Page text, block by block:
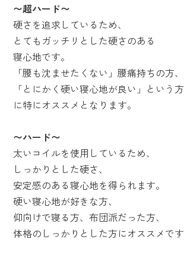
〜超ハード〜
硬さを追求しているため、
とてもガッチリとした硬さのある
寝心地です。
「腰も沈ませたくない」腰痛持ちの方、
「とにかく硬い寝心地が良い」という方
に特にオススメとなります。
〜ハード〜
太いコイルを使用しているため、
しっかりとした硬さ、
安定感のある寝心地を得られます。
硬い寝心地が好きな方、
仰向けで寝る方、布団派だった方、
体格のしっかりとした方にオススメです